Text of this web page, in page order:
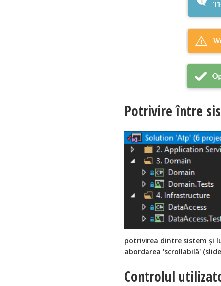
Potrivire între
potrivirea dintre sistem și
abordarea 'scrollabilă'
Controlul